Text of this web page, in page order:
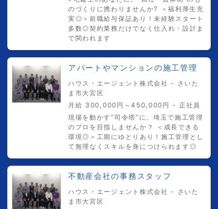
のづくりに携わりませんか? ＜福利厚生充
実◎＞前職給与保証あり！未経験スタート
多数◎契約業務だけでなく仕入れ・設計ま
で関われます
アパートやマンションの施工管理
ハウス・エージェント株式会社 - さいた
ま市大宮区
月給 300,000円～450,000円 - 正社員
現場を動かす“司令塔”に。埼玉で施工管理
のプロを目指しませんか？ ＜成長できる
環境◎＞工期にゆとりあり！施工管理とし
て無理なくスキルを身につけられます◎
不動産会社の事務スタッフ
ハウス・エージェント株式会社 - さいた
ま市大宮区